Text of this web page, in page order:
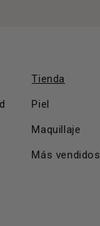
Tienda
Piel
Maquillaje
Más vendidos